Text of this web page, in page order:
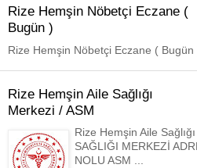
Rize Hemşin Nöbetçi Eczane (
Bugün )
Rize Hemşin Nöbetçi Eczane ( Bugün
Rize Hemşin Aile Sağlığı
Merkezi / ASM
Rize Hemşin Aile
SAĞLIĞI MERKEZİ
NOLU ASM ...